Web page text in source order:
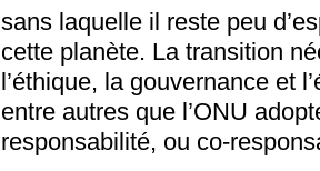
sans laquelle il reste peu
cette planète. La transition
l’éthique, la gouvernance et
entre autres que l’ONU
responsabilité, ou co-